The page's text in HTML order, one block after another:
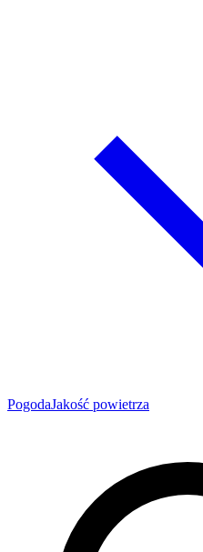
PogodaJakość powietrza